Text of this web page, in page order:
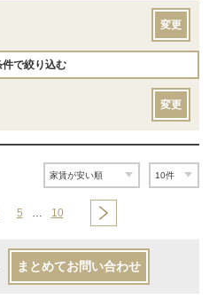
変更
件で絞り込む
変更
5 … 10
まとめてお問い合わせ